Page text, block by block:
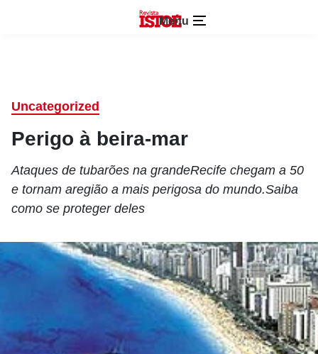
Menu
Uncategorized
Perigo à beira-mar
Ataques de tubarões na grandeRecife chegam a 50
e tornam aregião a mais perigosa do mundo.Saiba
como se proteger deles